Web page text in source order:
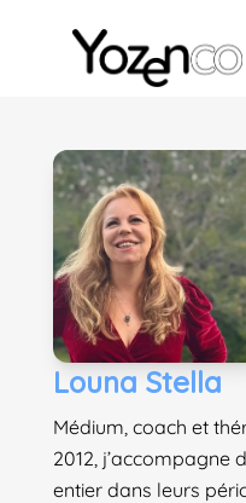
Yozenco -
Louna Stella
Médium, coach et
2012, j’accompagne
entier dans leurs